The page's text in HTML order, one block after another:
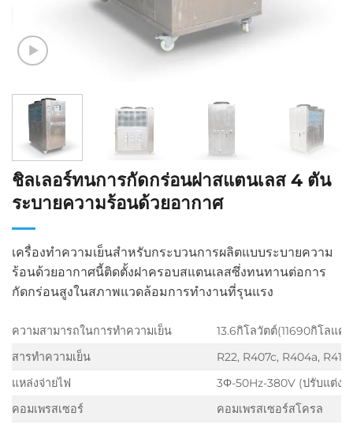
ชิลเลอร์ทนการกัดกร่อนฝาสแตนเลส 4 ตัน
ระบายความร้อนด้วยอากาศ
เครื่องทำความเย็นสำหรับกระบวนการผลิตแบบระบายความ
ร้อนด้วยอากาศนี้ติดตั้งฝาครอบสแตนเลสซึ่งทนทานต่อการ
กัดกร่อนสูงในสภาพแวดล้อมการทำงานที่รุนแรง
ความสามารถในการทำความเย็น
13.6กิโลวัตต์(11690กิโลแค
สารทำความเย็น
R22, R407c, R404a,
แหล่งจ่ายไฟ
3Φ-50Hz-380V (ปรับแต่งไ
คอมเพรสเซอร์
คอมเพรสเซอร์สโครล